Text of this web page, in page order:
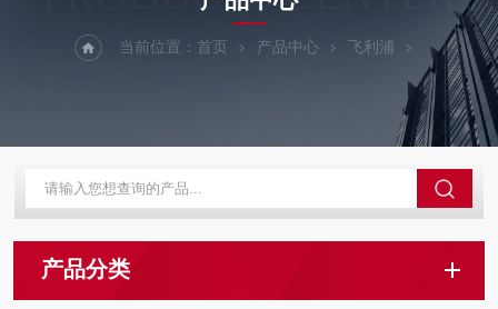
当前位置： 首页 产品中心 飞利浦
产品分类